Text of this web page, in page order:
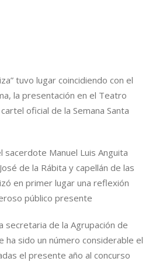
tuvo lugar coincidiendo con el
la presentación en el Teatro
oficial de la Semana Santa
sacerdote Manuel Luis Anguita
de la Rábita y capellán de las
en primer lugar una reflexión
público presente
secretaria de la Agrupación de
ha sido un número considerable el
el presente año al concurso